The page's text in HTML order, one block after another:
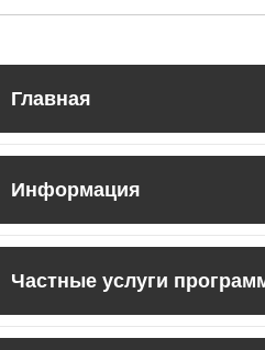
Главная
Информация
Частные услуги